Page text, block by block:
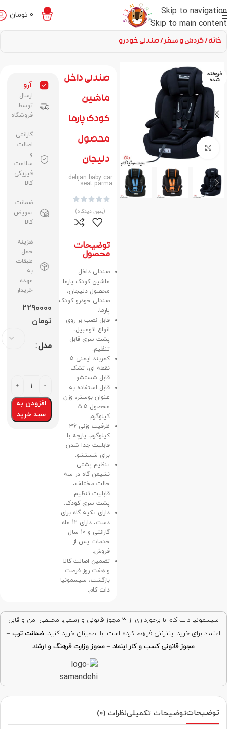
Skip to navigation
Skip to main content
0
0 تومان
خانه گردش و سفر صندلی خودرو
فروخته
شده
برای بزرگنمایی کلیک کنید
صندلی داخل
ماشین
کودک پارما
محصول
دلیجان
delijan baby car
seat parma





(بدون دیدگاه)
توضیحات
محصول
صندلی داخل
ماشین کودک پارما
محصول دلیجان،
صندلی خودرو کودک
پارما.
قابل نصب بر روی
انواع اتومبیل،
پشت سری قابل
تنظیم.
کمربند ایمنی 5
نقطه ای، تشک
قابل شستشو.
قابل استفاده به
عنوان بوستر، وزن
محصول 5.5
کیلوگرم.
ظرفیت وزنی 36
کیلوگرم، پارچه با
قابلیت جدا شدن
برای شستشو.
تنظیم پشتی
نشیمن گاه در سه
حالت مختلف،
قابلیت تنظیم
پشت سری کودک.
دارای تکیه‌ گاه برای
دست، دارای 12 ماه
گارانتی و 10 سال
خدمات پس از
فروش.
تضمین اصالت کالا
و هفت روز فرصت
بازگشت، سیسمونیا
دات کام.
آرو
ارسال
توسط
فروشگاه
گارانتی
اصالت
و
سلامت
فیزیکی
کالا
ضمانت
تعویض
کالا
هزینه
حمل
طبقات
به
عهده
خریدار
2290000
تومان
مدل
افزودن به
سبد خرید
سیسمونیا دات کام با برخورداری از ۳ مجوز قانونی و رسمی، محیطی امن و قابل
اعتماد برای خرید اینترنتی فراهم کرده است. با اطمینان خرید کنید! ضمانت ترب –
مجوز قانونی کسب و کار اینماد – مجوز وزارت فرهنگ و ارشاد
توضیحاتتوضیحات تکمیلینظرات (0)